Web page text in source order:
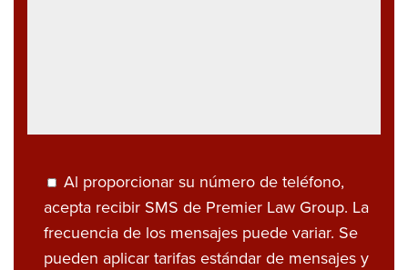
Al proporcionar su número de teléfono,
acepta recibir SMS de Premier Law Group. La
frecuencia de los mensajes puede variar. Se
pueden aplicar tarifas estándar de mensajes y